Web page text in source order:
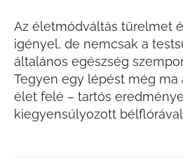
Az életmódváltás türelmet
igényel, de nemcsak a
általános egészség
Tegyen egy lépést még ma
élet felé – tartós
kiegyensúlyozott